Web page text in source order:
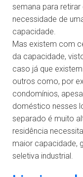
semana para
necessidade de
capacidade.
Mas existem com
da capacidade,
caso já que
outros como, por
condomínios,
doméstico nesses
separado é muito
residência
maior capacidade,
seletiva industrial.